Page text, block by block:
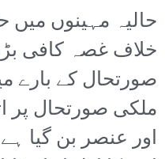
حالیہ مہینوں میں
خلاف غصہ کافی
صورتحال کے بارے
ملکی صورتحال پر
اور عنصر بن گیا